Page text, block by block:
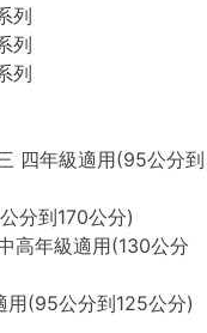
列
列
列
四年級適用(95公分到
分到170公分)
高年級適用(130公分
用(95公分到125公分)